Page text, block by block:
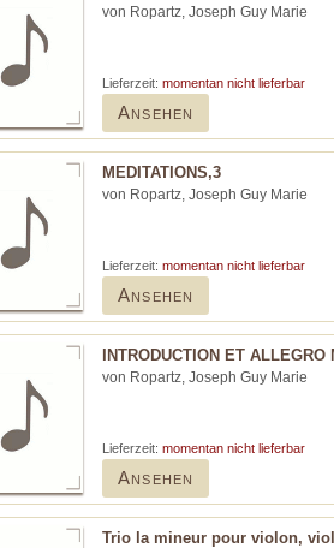
von Ropartz, Joseph Guy Marie
Lieferzeit: momentan nicht lieferbar
Ansehen
MEDITATIONS,3
von Ropartz, Joseph Guy Marie
Lieferzeit: momentan nicht lieferbar
Ansehen
INTRODUCTION ET ALLEGRO
von Ropartz, Joseph Guy Marie
Lieferzeit: momentan nicht lieferbar
Ansehen
Trio la mineur pour violon,